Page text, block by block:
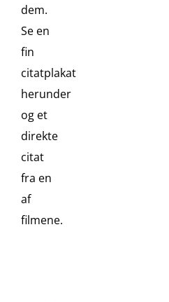
dem.
Se en
fin
citatplakat
herunder
og et
direkte
citat
fra en
af
filmene.